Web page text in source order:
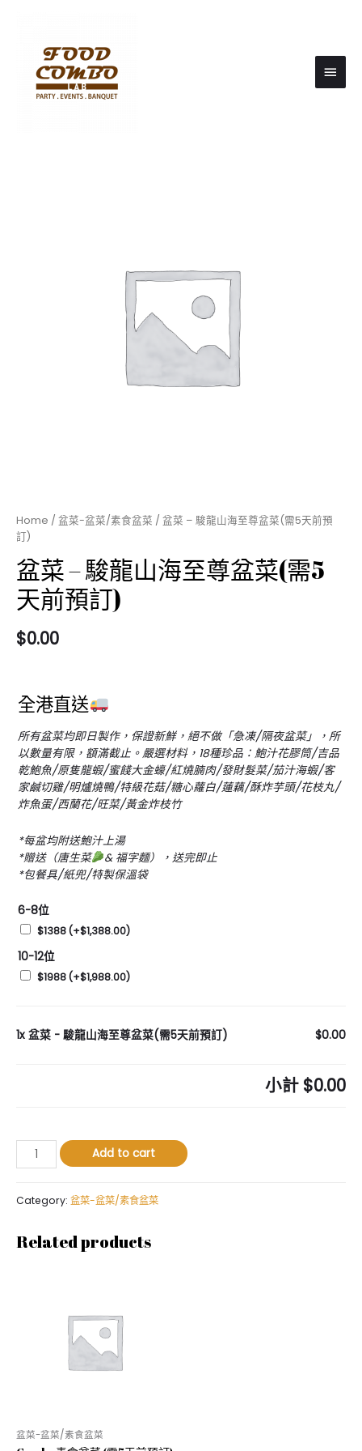
Main
Home / 盆菜-盆菜/素食盆菜 / 盆菜 – 駿龍山海至尊盆菜(需5天前預
訂)
盆菜 – 駿龍山海至尊盆菜(需5
天前預訂)
$0.00
全港直送
所有盆菜均即日製作，保證新鮮，絕不做「急凍/隔夜盆菜」，所
以數量有限，額滿截止。嚴選材料，18種珍品：鮑汁花膠筒/吉品
乾鮑魚/原隻龍蝦/蜜餞大金蠔/紅燒腩肉/發財髮菜/茄汁海蝦/客
家鹹切雞/明爐燒鴨/特級花菇/糖心蘿白/蓮藕/酥炸芋頭/花枝丸/
炸魚蛋/西蘭花/旺菜/黃金炸枝竹
*每盆均附送鮑汁上湯
*贈送（唐生菜
& 福字麵），送完即止
*包餐具/紙兜/特製保溫袋
6-8位
$1388(+$1,388.00)
10-12位
$1988(+$1,988.00)
1x 盆菜 - 駿龍山海至尊盆菜(需5天前預訂) $0.00
小計 $0.00
菜
駿
山
海
quantity
Add to cart
Category: 盆菜-盆菜/素食盆菜
Related products
盆菜-盆菜/素食盆菜